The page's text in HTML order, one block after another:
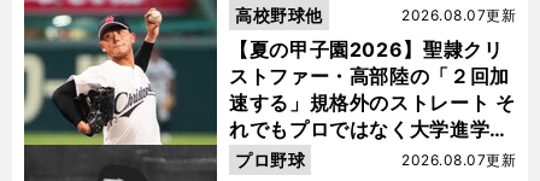
へ
【夏の甲子園2026】聖隷クリ
ストファー・高部陸の「２回加
速する」規格外のストレート そ
れでもプロではなく大学進学を
選ぶ理由
2026.08.07更新
高校野球他
2026.08.07更新
プロ野球